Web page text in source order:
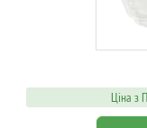
Ціна з